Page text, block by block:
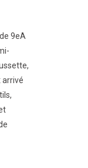
9eA
arrivé